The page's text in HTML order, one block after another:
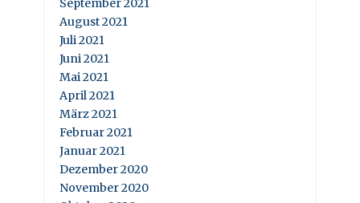
September 2021
August 2021
Juli 2021
Juni 2021
Mai 2021
April 2021
März 2021
Februar 2021
Januar 2021
Dezember 2020
November 2020